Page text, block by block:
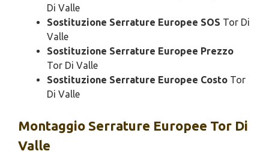
Di Valle
Sostituzione Serrature Europee SOS Tor Di
Valle
Sostituzione Serrature Europee Prezzo
Tor Di Valle
Sostituzione Serrature Europee Costo Tor
Di Valle
Montaggio Serrature Europee Tor Di
Valle